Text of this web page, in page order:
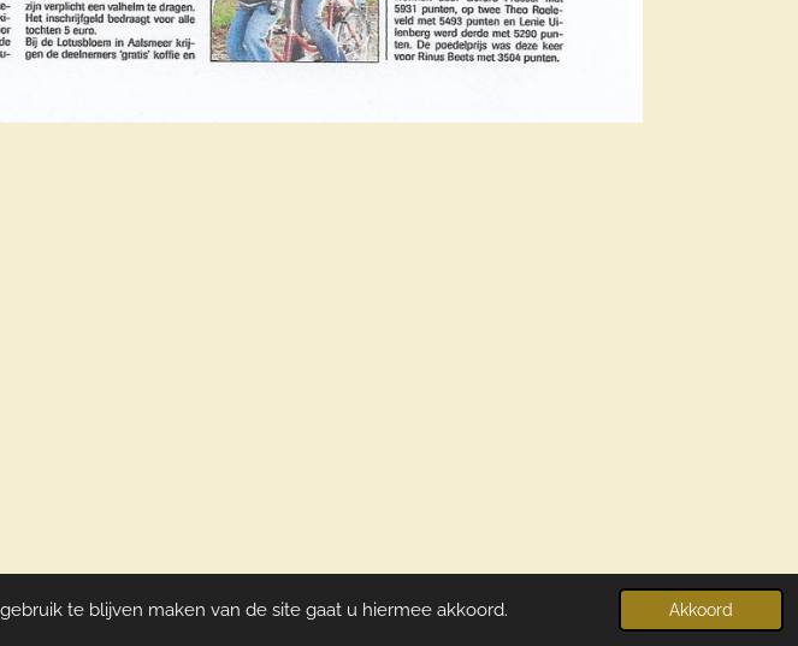
te blijven maken van de site gaat u hiermee akkoord. Akkoord